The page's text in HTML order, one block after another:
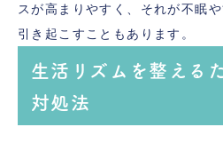
スが高まりやすく、それが不眠
引き起こすこともあります。
生活リズムを整える
対処法